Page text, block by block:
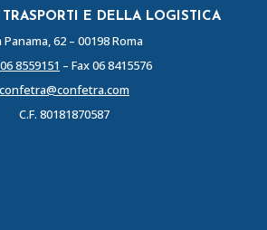
TRASPORTI E DELLA LOGISTICA
Panama, 62 – 00198 Roma
06 8559151 – Fax 06 8415576
confetra@confetra.com
C.F. 80181870587